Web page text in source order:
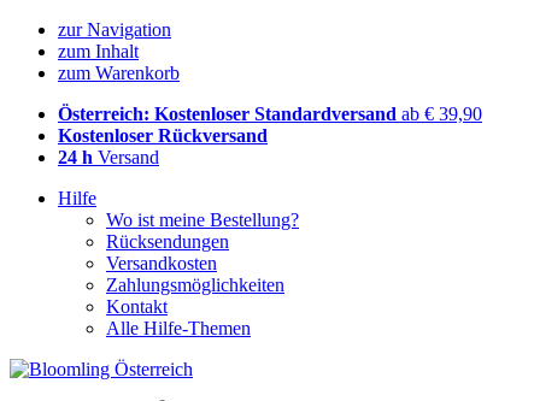
zur Navigation
zum Inhalt
zum Warenkorb
Österreich: Kostenloser Standardversand ab € 39,90
Kostenloser Rückversand
24 h Versand
Hilfe
Wo ist meine Bestellung?
Rücksendungen
Versandkosten
Zahlungsmöglichkeiten
Kontakt
Alle Hilfe-Themen